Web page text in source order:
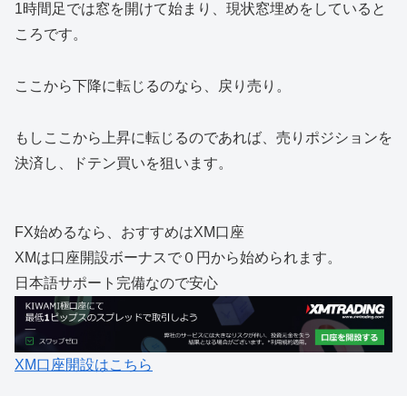
1時間足では窓を開けて始まり、現状窓埋めをしていると
ころです。
ここから下降に転じるのなら、戻り売り。
もしここから上昇に転じるのであれば、売りポジションを
決済し、ドテン買いを狙います。
FX始めるなら、おすすめはXM口座
XMは口座開設ボーナスで０円から始められます。
日本語サポート完備なので安心
XM口座開設はこちら